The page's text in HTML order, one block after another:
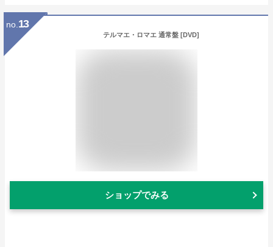
no. 13
テルマエ・ロマエ 通常盤 [DVD]
ショップでみる